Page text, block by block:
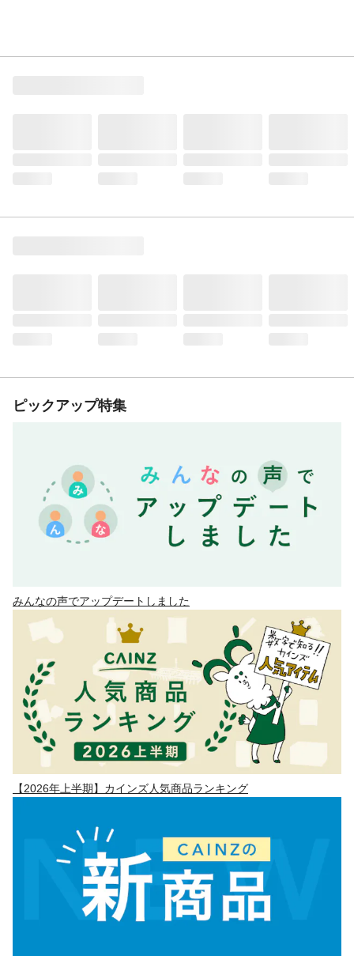
ピックアップ特集
みんなの声でアップデートしました
【2026年上半期】カインズ人気商品ランキング